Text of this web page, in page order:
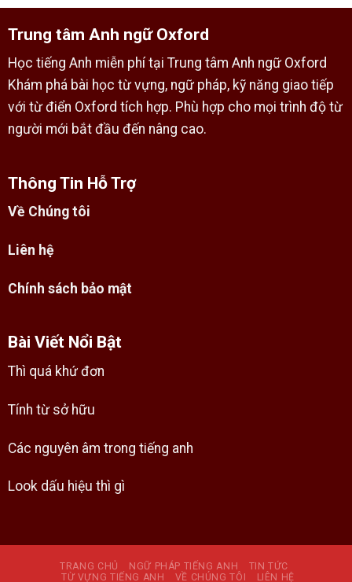
Trung tâm Anh ngữ Oxford
Học tiếng Anh miễn phí tại Trung tâm Anh ngữ Oxford
Khám phá bài học từ vựng, ngữ pháp, kỹ năng giao tiếp
với từ điển Oxford tích hợp. Phù hợp cho mọi trình độ từ
người mới bắt đầu đến nâng cao.
Thông Tin Hỗ Trợ
Về Chúng tôi
Liên hệ
Chính sách bảo mật
Bài Viết Nổi Bật
Thì quá khứ đơn
Tính từ sở hữu
Các nguyên âm trong tiếng anh
Look dấu hiệu thì gì
TRANG CHỦ NGỮ PHÁP TIẾNG ANH
TIN TỨC
TỪ VỰNG TIẾNG ANH
VỀ CHÚNG TÔI LIÊN HỆ